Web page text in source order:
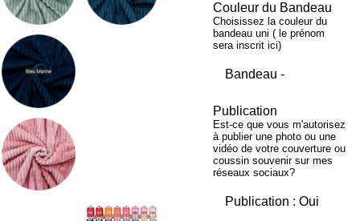
Couleur du Bandeau
Choisissez la couleur du
bandeau uni ( le prénom
sera inscrit ici)
Publication
Est-ce que vous m'autorisez
à publier une photo ou une
vidéo de votre couverture ou
coussin souvenir sur mes
réseaux sociaux?